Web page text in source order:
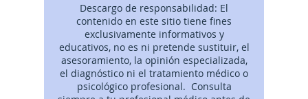
Descargo de responsabilidad: El
contenido en este sitio tiene fines
exclusivamente informativos y
educativos, no es ni pretende sustituir, el
asesoramiento, la opinión especializada,
el diagnóstico ni el tratamiento médico o
psicológico profesional. Consulta